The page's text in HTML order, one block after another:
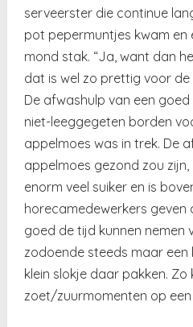
serveerster die continue
pot pepermuntjes kwam en
mond stak. “Ja, want dan
dat is wel zo prettig voor de
De afwashulp van een
niet-leeggegeten borden
appelmoes was in trek. De
appelmoes gezond zou
enorm veel suiker en is
horecamedewerkers geven
goed de tijd kunnen nemen
zodoende steeds maar een
klein slokje daar pakken. Zo
zoet/zuurmomenten op